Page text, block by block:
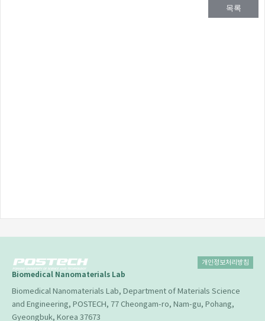
목록
Biomedical Nanomaterials Lab
Biomedical Nanomaterials Lab, Department of Materials Science
and Engineering, POSTECH, 77 Cheongam-ro, Nam-gu, Pohang,
Gyeongbuk, Korea 37673
개인정보처리방침